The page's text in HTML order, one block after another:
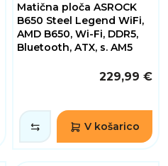
Matična ploča ASROCK
B650 Steel Legend WiFi,
AMD B650, Wi-Fi, DDR5,
Bluetooth, ATX, s. AM5
229,99 €
V košarico